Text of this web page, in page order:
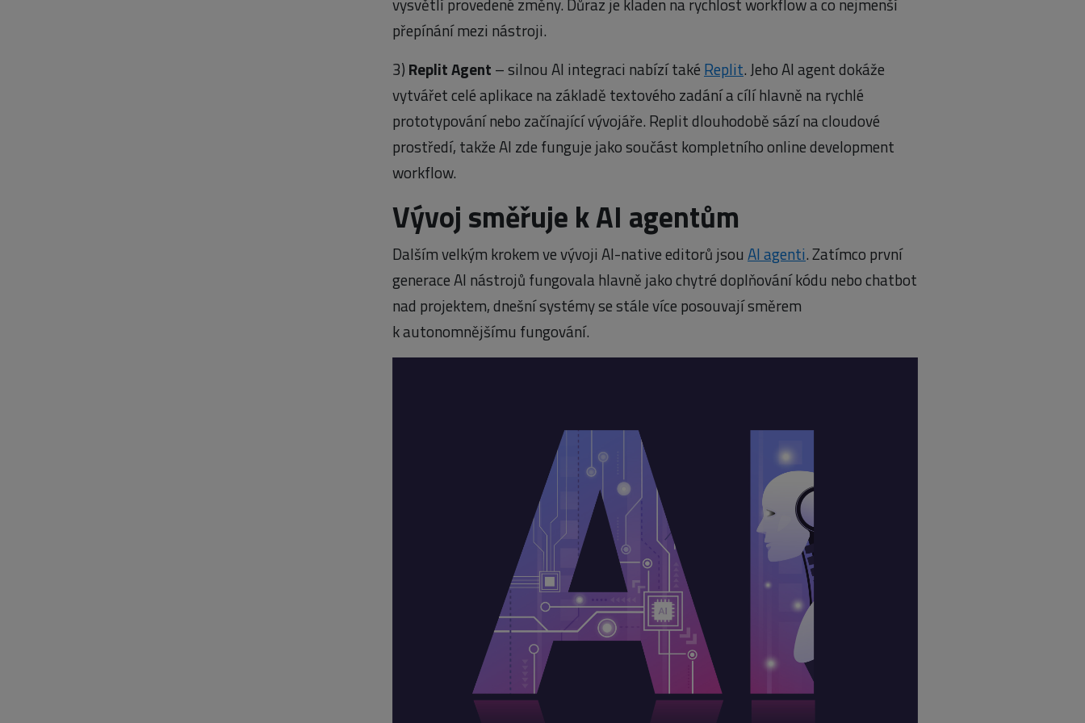
přepínání mezi nástroji.
3) Replit Agent – silnou AI integraci nabízí také Replit. Jeho AI agent dokáže
vytvářet celé aplikace na základě textového zadání a cílí hlavně na rychlé
prototypování nebo začínající vývojáře. Replit dlouhodobě sází na cloudové
prostředí, takže AI zde funguje jako součást kompletního online development
workflow.
Vývoj směřuje k AI agentům
Dalším velkým krokem ve vývoji AI-native editorů jsou AI agenti. Zatímco první
generace AI nástrojů fungovala hlavně jako chytré doplňování kódu nebo chatbot
nad projektem, dnešní systémy se stále více posouvají směrem
k autonomnějšímu fungování.